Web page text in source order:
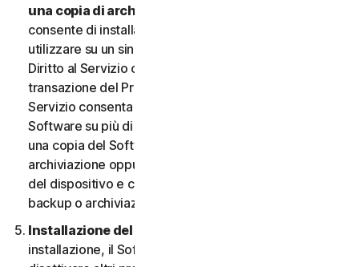
una copia di archivio o di backup.
consente di installare solo una copia del Software da
utilizzare su un singolo Dispositivo, a meno che il
Diritto al Servizio o la documentazione relativa alla
transazione del Provider da cui è stato ottenuto il
Servizio consenta espressamente di utilizzare il
Software su più di un Dispositivo. È possibile eseguire
una copia del Software avente finalità di backup o
archiviazione oppure copiare il Software sull’hard disk
del dispositivo e conservare l’originale solo per fini di
backup o archiviazione.
Installazione del software.
installazione, il Software potrebbe disinstallare o